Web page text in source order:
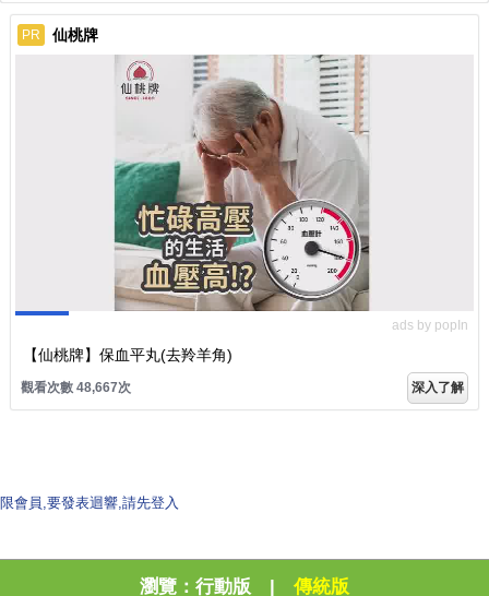
PR 仙桃牌
ads by popIn
【仙桃牌】保血平丸(去羚羊角)
觀看次數 48,667次 深入了解
限會員,要發表迴響,請先登入
瀏覽： 行動版 傳統版